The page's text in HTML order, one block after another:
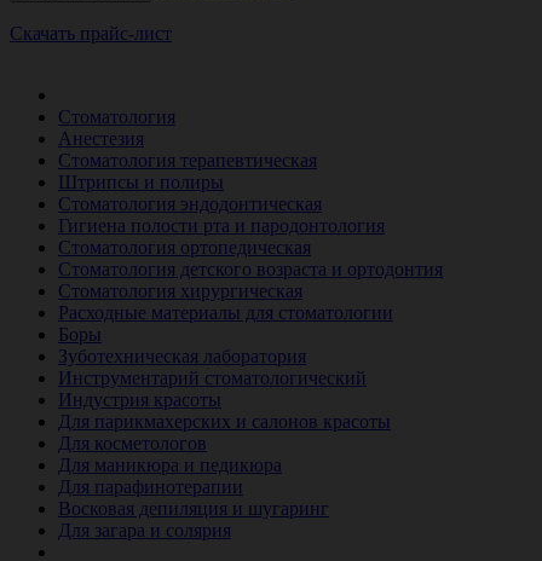
Скачать прайс-лист
Стоматология
Анестезия
Стоматология терапевтическая
Штрипсы и полиры
Стоматология эндодонтическая
Гигиена полости рта и пародонтология
Стоматология ортопедическая
Стоматология детского возраста и ортодонтия
Стоматология хирургическая
Расходные материалы для стоматологии
Боры
Зуботехническая лаборатория
Инструментарий стоматологический
Индустрия красоты
Для парикмахерских и салонов красоты
Для косметологов
Для маникюра и педикюра
Для парафинотерапии
Восковая депиляция и шугаринг
Для загара и солярия